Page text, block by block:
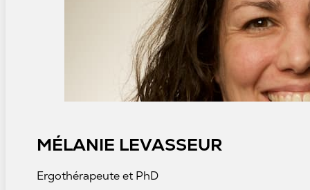
MÉLANIE LEVASSEUR
Ergothérapeute et PhD